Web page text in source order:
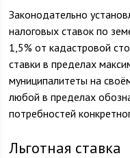
Законодательно
налоговых ставок по
1,5% от кадастровой
ставки в пределах
муниципалитеты на
любой в пределах
потребностей
Льготная ставка